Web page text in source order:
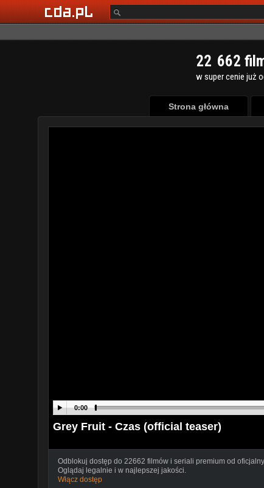
22 662
w super cenie już
Strona główna
0:00
Grey Fruit - Czas (official teaser)
Odblokuj dostęp do 22662 filmów i seriali premium od
Oglądaj legalnie i w najlepszej jakości.
Włącz dostęp